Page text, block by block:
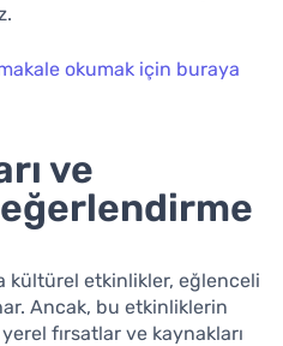
okumak için buraya
ve
kültürel etkinlikler, eğlenceli
Ancak, bu etkinliklerin
fırsatlar ve kaynakları